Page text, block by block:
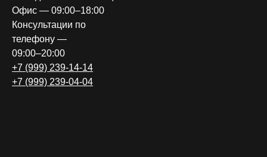
Офис — 09:00–18:00
Консультации по
телефону —
09:00–20:00
+7 (999) 239-14-14
+7 (999) 239-04-04